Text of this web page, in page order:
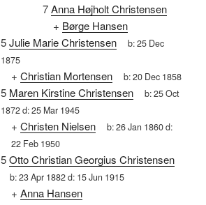
7Anna Højholt Christensen
+ Børge Hansen
5Julie Marie Christensen b:25 Dec
1875
+ Christian Mortensen b:20 Dec 1858
5 Maren Kirstine Christensen b:25 Oct
1872d:25 Mar 1945
+ Christen Nielsen b:26 Jan 1860d:
22 Feb 1950
5Otto Christian Georgius Christensen
b:23 Apr 1882d: 15 Jun 1915
+ Anna Hansen